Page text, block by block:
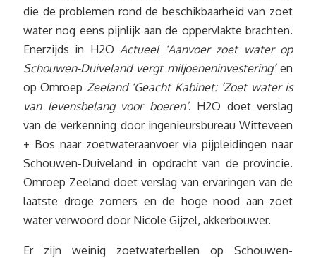
die de problemen rond de beschikbaarheid van zoet
water nog eens pijnlijk aan de oppervlakte brachten.
Enerzijds in H2OActueel ‘Aanvoer zoet water op
Schouwen-Duiveland vergt miljoeneninvestering’ en
op Omroep Zeeland ‘Geacht Kabinet: ‘Zoet water is
van levensbelang voor boeren’. H2O doet verslag
van de verkenning door ingenieursbureau Witteveen
+ Bos naar zoetwateraanvoer via pijpleidingen naar
Schouwen-Duiveland in opdracht van de provincie.
Omroep Zeeland doet verslag van ervaringen van de
laatste droge zomers en de hoge nood aan zoet
water verwoord door Nicole Gijzel, akkerbouwer.
Er zijn weinig zoetwaterbellen op Schouwen-